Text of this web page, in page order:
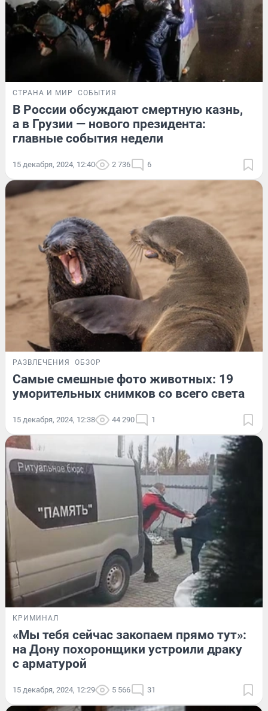
СТРАНА И МИР СОБЫТИЯ
В России обсуждают смертную казнь,
а в Грузии — нового президента:
главные события недели
15 декабря, 2024, 12:40 2 736 6
РАЗВЛЕЧЕНИЯ ОБЗОР
Самые смешные фото животных: 19
уморительных снимков со всего света
15 декабря, 2024, 12:38 44 290 1
КРИМИНАЛ
«Мы тебя сейчас закопаем прямо тут»:
на Дону похоронщики устроили драку
с арматурой
15 декабря, 2024, 12:29 5 566 31